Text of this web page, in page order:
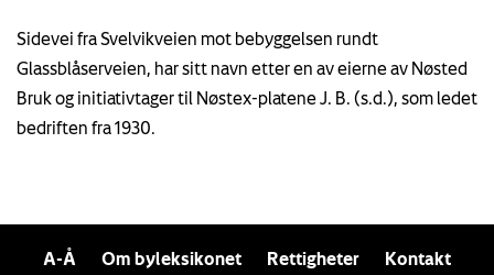
Sidevei fra Svelvikveien mot bebyggelsen rundt
Glassblåserveien, har sitt navn etter en av eierne av Nøsted
Bruk og initiativtager til Nøstex-platene J. B. (s.d.), som ledet
bedriften fra 1930.
A-Å Om byleksikonet Rettigheter Kontakt